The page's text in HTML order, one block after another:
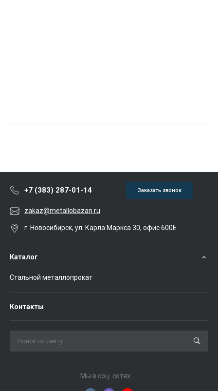
+7 (383) 287-01-14 Заказать звонок
zakaz@metallobazan.ru
г. Новосибирск, ул. Карла Маркса 30, офис 600Е
Каталог
Стальной металлопрокат
Контакты
Мы в соц. сетях